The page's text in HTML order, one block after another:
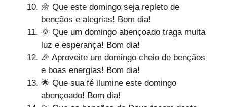
🌼 Que este domingo seja repleto de
bençãos e alegrias! Bom dia!
🌞 Que um domingo abençoado traga muita
luz e esperança! Bom dia!
🎉 Aproveite um domingo cheio de bençãos
e boas energias! Bom dia!
🌟 Que sua fé ilumine este domingo
abençoado! Bom dia!